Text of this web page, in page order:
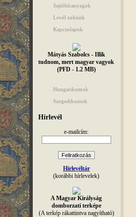
Sajtóhíranyagok
Levél nekünk
Kapcsolapok
Mátyás Szabolcs - Illik
tudnom, mert magyar vagyok
(PFD - 1.2 MB)
Hungarikumok
Szegedikumok
Hírlevél
e-mailcím:
Hírlevéltár
(korábbi hírlevelek)
A Magyar Királyság
domborzati terképe
(A terkép rákattintva nagyítható)